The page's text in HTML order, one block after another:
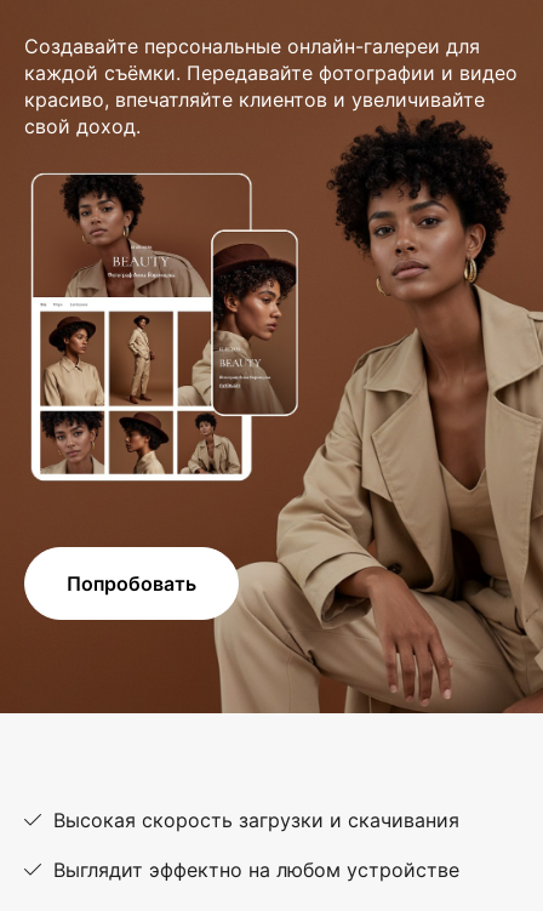
Создавайте персональные онлайн-галереи для
каждой съёмки. Передавайте фотографии и видео
красиво, впечатляйте клиентов и увеличивайте
свой доход.
Попробовать
Высокая скорость загрузки и скачивания
Выглядит эффектно на любом устройстве